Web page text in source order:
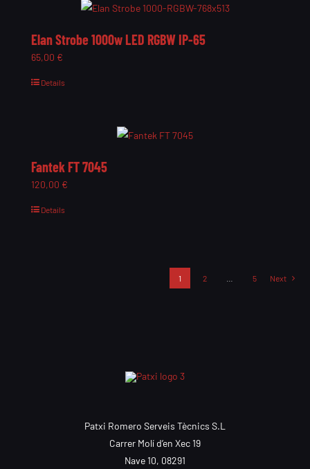
Elan Strobe 1000w LED RGBW IP-65
65,00 €
Details
Fantek FT 7045
120,00 €
Details
1 2 5 Next
Patxi Romero Serveis Tècnics S.L
Carrer Molí d’en Xec 19
Nave 10, 08291